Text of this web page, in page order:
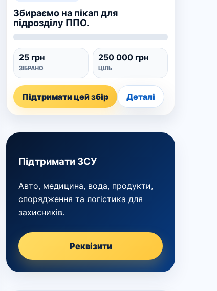
Збираємо на пікап для
підрозділу ППО.
25 грн
ЗІБРАНО
250 000 грн
ЦІЛЬ
Підтримати цей збір Деталі
Підтримати ЗСУ
Авто, медицина, вода, продукти,
спорядження та логістика для
захисників.
Реквізити